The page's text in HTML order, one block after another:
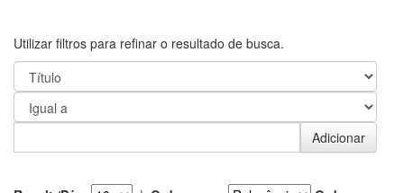
Utilizar filtros para refinar o resultado de busca.